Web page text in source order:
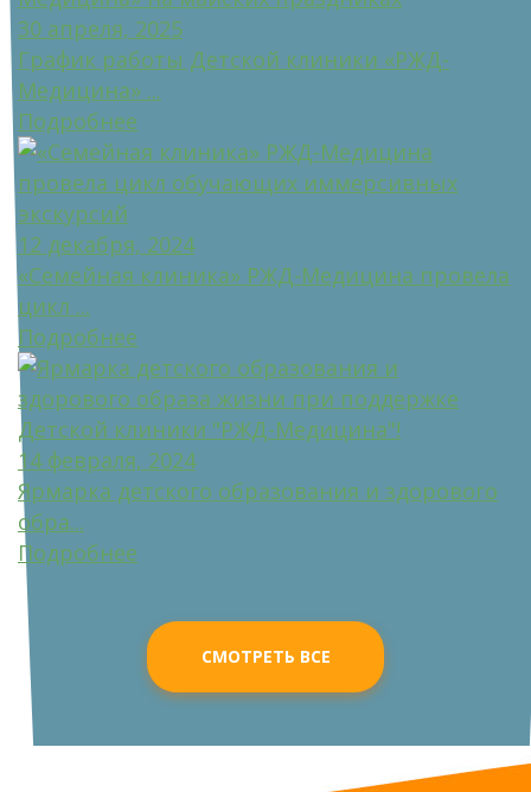
30 апреля, 2025
График работы Детской клиники «РЖД-
Медицина» ...
Подробнее
12 декабря, 2024
«Семейная клиника» РЖД-Медицина провела
цикл ...
Подробнее
14 февраля, 2024
Ярмарка детского образования и здорового
обра...
Подробнее
СМОТРЕТЬ ВСЕ